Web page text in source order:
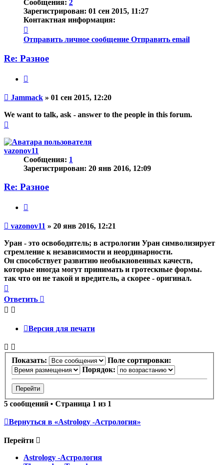
Сообщения: 2
Зарегистрирован: 01 сен 2015, 11:27
Контактная информация:
информация
пользователя
Отправить личное сообщение Отправить email
Re: Разное
Непрочитанное
Jammack » 01 сен 2015, 12:20
We want to talk, ask - answer to the people in this forum.
началу
vazonov11
Сообщения: 1
Зарегистрирован: 20 янв 2016, 12:09
Re: Разное
Непрочитанное
vazonov11 » 20 янв 2016, 12:21
Уран - это освободитель; в астрологии Уран символизирует
стремление к независимости и неординарности.
Он способствует развитию необыкновенных качеств,
которые иногда могут принимать и гротескные формы.
так что он не такой и вредитель, а скорее - оригинал.
к
началу
Ответить
Версия для печати
Показать:
Поле сортировки:
Порядок:
5 сообщений • Страница 1 из 1
Вернуться в «Astrology -Астрология»
Перейти
Astrology -Астрология